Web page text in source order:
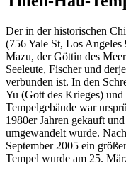
Der in der historischen
(756 Yale St, Los Angeles
Mazu, der Göttin des
Seeleute, Fischer und
verbunden ist. In den
Yu (Gott des Krieges)
Tempelgebäude war
1980er Jahren gekauft
umgewandelt wurde.
September 2005 ein
Tempel wurde am 25.